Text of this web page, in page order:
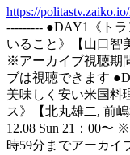
https://
--------- ●DAY1《ト
いること》【山口智
※アーカイブ視聴期
ブは視聴できます
美味しく安い米国料
ス》【北丸雄二, 前
12.08 Sun 21：00〜
時59分までアーカイ